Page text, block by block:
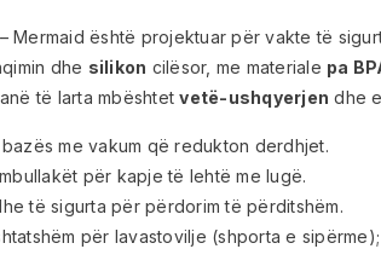
Mermaid është projektuar për vakte të
dhe silikon cilësor, me materiale pa
të larta mbështetvetë-ushqyerjen dhe
me vakum që redukton derdhjet.
për kapje të lehtë me lugë.
të sigurta për përdorim të përditshëm.
për lavastovilje (shporta e